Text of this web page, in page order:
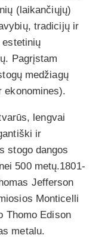
(laikančiųjų)
tradicijų ir
Pagrįstam
medžiagų
ekonomines).
lengvai
ir
stogo dangos
500 metų.1801-
Jefferson
Monticelli
Thomo Edison
metalu.